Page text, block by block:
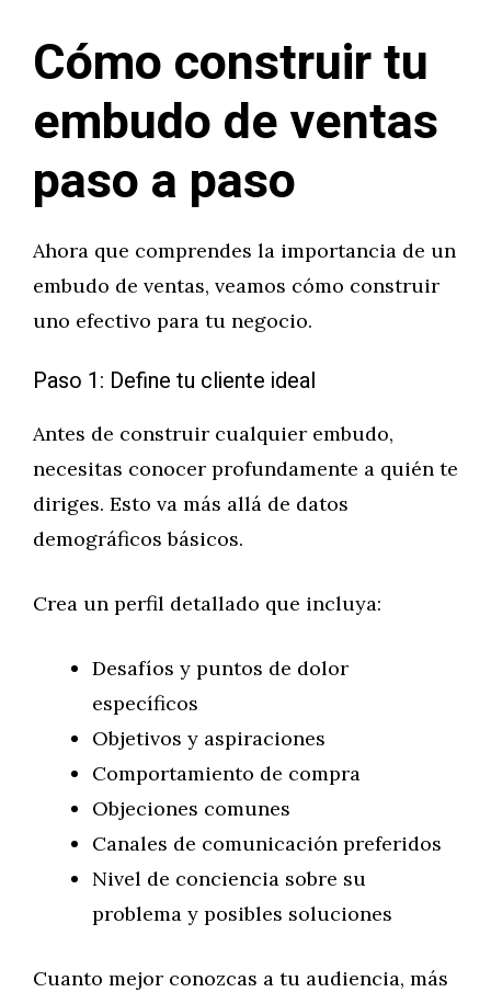
Cómo construir tu
embudo de ventas
paso a paso
Ahora que comprendes la importancia de un
embudo de ventas, veamos cómo construir
uno efectivo para tu negocio.
Paso 1: Define tu cliente ideal
Antes de construir cualquier embudo,
necesitas conocer profundamente a quién te
diriges. Esto va más allá de datos
demográficos básicos.
Crea un perfil detallado que incluya:
Desafíos y puntos de dolor
específicos
Objetivos y aspiraciones
Comportamiento de compra
Objeciones comunes
Canales de comunicación preferidos
Nivel de conciencia sobre su
problema y posibles soluciones
Cuanto mejor conozcas a tu audiencia, más